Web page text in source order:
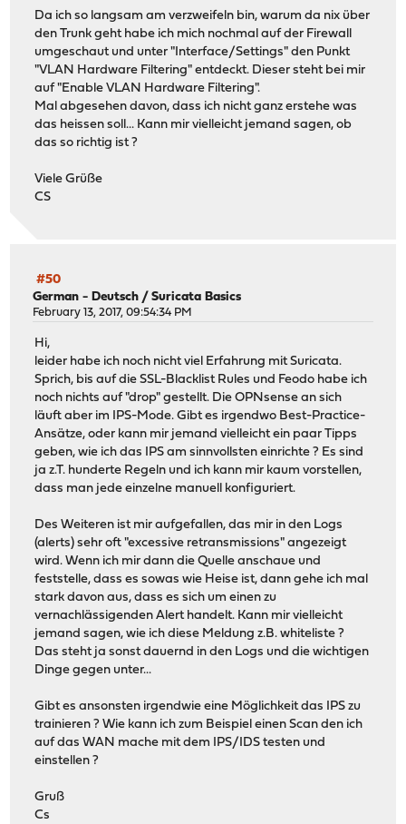
Da ich so langsam am verzweifeln bin, warum da nix über
den Trunk geht habe ich mich nochmal auf der Firewall
umgeschaut und unter "Interface/Settings" den Punkt
"VLAN Hardware Filtering" entdeckt. Dieser steht bei mir
auf "Enable VLAN Hardware Filtering".
Mal abgesehen davon, dass ich nicht ganz erstehe was
das heissen soll... Kann mir vielleicht jemand sagen, ob
das so richtig ist ?
Viele Grüße
CS
#50
German - Deutsch /Suricata Basics
February 13, 2017, 09:54:34 PM
Hi,
leider habe ich noch nicht viel Erfahrung mit Suricata.
Sprich, bis auf die SSL-Blacklist Rules und Feodo habe ich
noch nichts auf "drop" gestellt. Die OPNsense an sich
läuft aber im IPS-Mode. Gibt es irgendwo Best-Practice-
Ansätze, oder kann mir jemand vielleicht ein paar Tipps
geben, wie ich das IPS am sinnvollsten einrichte ? Es sind
ja z.T. hunderte Regeln und ich kann mir kaum vorstellen,
dass man jede einzelne manuell konfiguriert.
Des Weiteren ist mir aufgefallen, das mir in den Logs
(alerts) sehr oft "excessive retransmissions" angezeigt
wird. Wenn ich mir dann die Quelle anschaue und
feststelle, dass es sowas wie Heise ist, dann gehe ich mal
stark davon aus, dass es sich um einen zu
vernachlässigenden Alert handelt. Kann mir vielleicht
jemand sagen, wie ich diese Meldung z.B. whiteliste ?
Das steht ja sonst dauernd in den Logs und die wichtigen
Dinge gegen unter...
Gibt es ansonsten irgendwie eine Möglichkeit das IPS zu
trainieren ? Wie kann ich zum Beispiel einen Scan den ich
auf das WAN mache mit dem IPS/IDS testen und
einstellen ?
Gruß
Cs